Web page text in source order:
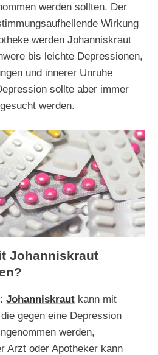
werden sollten. Der
Wirkung
werden Johanniskraut
bis leichte Depressionen,
und innerer Unruhe
sollte aber immer
werden.
Johanniskraut
Johanniskraut kann mit
gegen eine Depression
werden,
Arzt oder Apotheker kann